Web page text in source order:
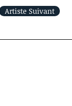
Artiste Suivant